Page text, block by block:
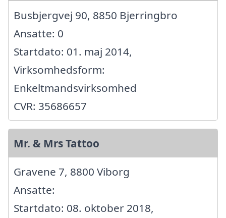
Busbjergvej 90, 8850 Bjerringbro
Ansatte: 0
Startdato: 01. maj 2014,
Virksomhedsform:
Enkeltmandsvirksomhed
CVR: 35686657
Mr. & Mrs Tattoo
Gravene 7, 8800 Viborg
Ansatte:
Startdato: 08. oktober 2018,